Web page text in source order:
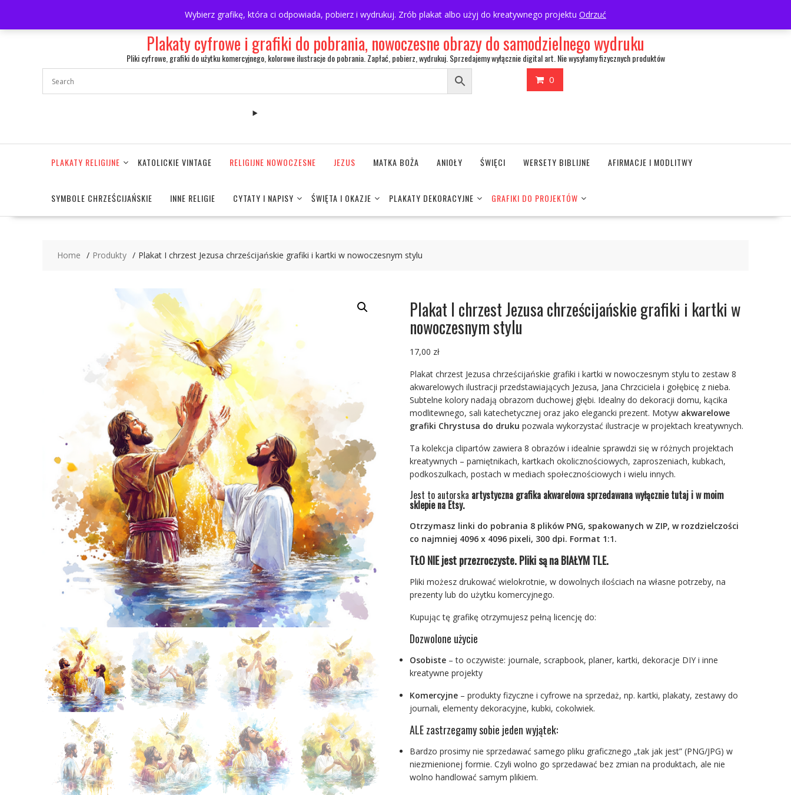
Wybierz grafikę, która ci odpowiada, pobierz i wydrukuj. Zrób plakat albo użyj do kreatywnego projektu Odrzuć
content
Plakaty cyfrowe i grafiki do pobrania, nowoczesne obrazy do samodzielnego wydruku
Pliki cyfrowe, grafiki do użytku komercyjnego, kolorowe ilustracje do pobrania. Zapłać, pobierz, wydrukuj. Sprzedajemy wyłącznie digital art. Nie wysyłamy fizycznych produktów
0
PLAKATY RELIGIJNE KATOLICKIE VINTAGE RELIGIJNE NOWOCZESNE JEZUS MATKA BOŻA ANIOŁY ŚWIĘCI WERSETY BIBLIJNE AFIRMACJE I MODLITWY
SYMBOLE CHRZEŚCIJAŃSKIE INNE RELIGIE CYTATY I NAPISY ŚWIĘTA I OKAZJE PLAKATY DEKORACYJNE GRAFIKI DO PROJEKTÓW
Home Produkty Plakat I chrzest Jezusa chrześcijańskie grafiki i kartki w nowoczesnym stylu
Plakat I chrzest Jezusa chrześcijańskie grafiki i kartki w
nowoczesnym stylu
17,00 zł
Plakat chrzest Jezusa chrześcijańskie grafiki i kartki w nowoczesnym stylu to zestaw 8
akwarelowych ilustracji przedstawiających Jezusa, Jana Chrzciciela i gołębicę z nieba.
Subtelne kolory nadają obrazom duchowej głębi. Idealny do dekoracji domu, kącika
modlitewnego, sali katechetycznej oraz jako elegancki prezent. Motyw akwarelowe
grafiki Chrystusa do druku pozwala wykorzystać ilustracje w projektach kreatywnych.
Ta kolekcja clipartów zawiera 8 obrazów i idealnie sprawdzi się w różnych projektach
kreatywnych – pamiętnikach, kartkach okolicznościowych, zaproszeniach, kubkach,
podkoszulkach, postach w mediach społecznościowych i wielu innych.
Jest to autorska artystyczna grafika akwarelowa sprzedawana wyłącznie tutaj i w moim
sklepie na Etsy.
Otrzymasz linki do pobrania 8 plików PNG, spakowanych w ZIP, w rozdzielczości
co najmniej 4096 x 4096 pixeli, 300 dpi. Format 1:1.
TŁO NIE jest przezroczyste. Pliki są na BIAŁYM TLE.
Pliki możesz drukować wielokrotnie, w dowolnych ilościach na własne potrzeby, na
prezenty lub do użytku komercyjnego.
Kupując tę grafikę otrzymujesz pełną licencję do:
Dozwolone użycie
Osobiste – to oczywiste: journale, scrapbook, planer, kartki, dekoracje DIY i inne
kreatywne projekty
Komercyjne – produkty fizyczne i cyfrowe na sprzedaż, np. kartki, plakaty, zestawy do
journali, elementy dekoracyjne, kubki, cokolwiek.
ALE zastrzegamy sobie jeden wyjątek:
Bardzo prosimy nie sprzedawać samego pliku graficznego „tak jak jest” (PNG/JPG) w
niezmienionej formie. Czyli wolno go sprzedawać bez zmian na produktach, ale nie
wolno handlować samym plikiem.